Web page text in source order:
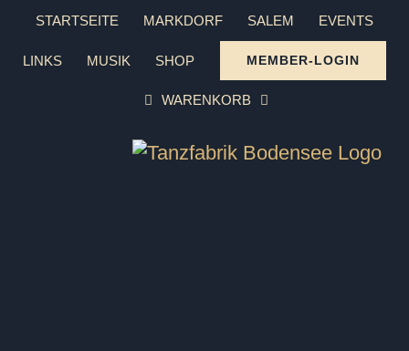
Zum
springen
STARTSEITE MARKDORF SALEM EVENTS
LINKS MUSIK SHOP MEMBER-LOGIN
WARENKORB